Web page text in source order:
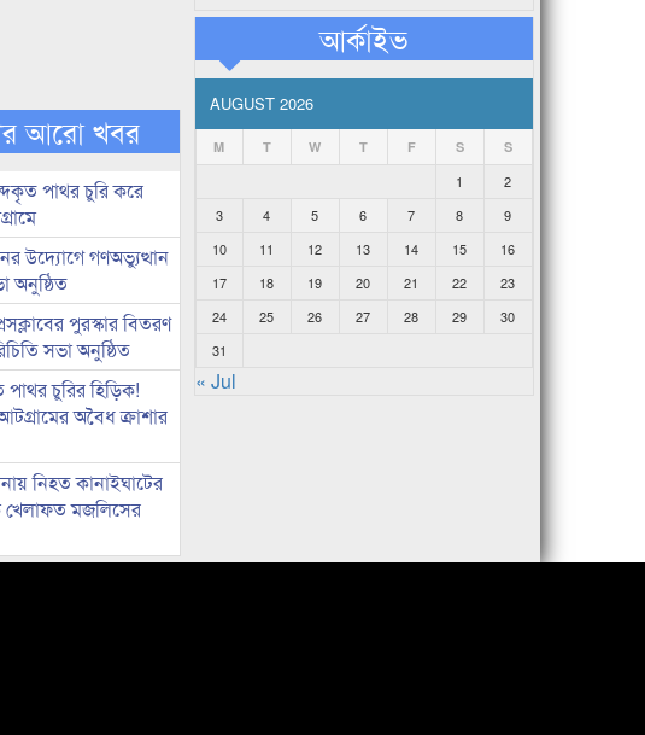
আরো খবর
পাথর চুরি করে
উদ্যোগে গণঅভ্যুত্থান
অনুষ্ঠিত
পুরস্কার বিতরণ
সভা অনুষ্ঠিত
চুরির হিড়িক!
অবৈধ ক্রাশার
নিহত কানাইঘাটের
খেলাফত মজলিসের
আর্কাইভ
AUGUST 2026
M T W T F S S
1
2
3
4 5 6 7 8
9
10
11 12 13 14 15
16
17
18 19 20 21 22
23
24
25 26 27 28 29
30
31
« Jul